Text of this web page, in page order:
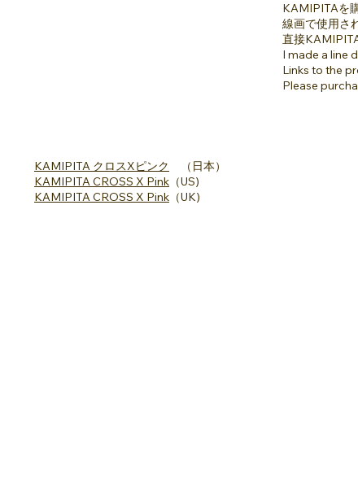
KAMIPITAを
線画で使用さ
直接
I made a line
Links to the
Please
KAMIPITA クロスXピンク
（日本）
KAMIPITA CROSS X Pink （US)
KAMIPITA CROSS X Pink （UK)